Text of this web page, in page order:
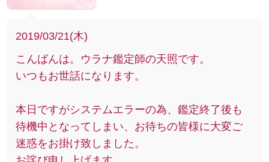
2019/03/21(木)
こんばんは。ウラナ鑑定師の天照です。
いつもお世話になります。
本日ですがシステムエラーの為、鑑定終了後も
待機中となってしまい、お待ちの皆様に大変ご
迷惑をお掛け致しました。